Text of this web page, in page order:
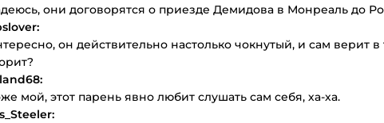
они договорятся о приезде Демидова в Монреаль до
он действительно настолько чокнутый, и сам верит в
мой, этот парень явно любит слушать сам себя, ха-ха.